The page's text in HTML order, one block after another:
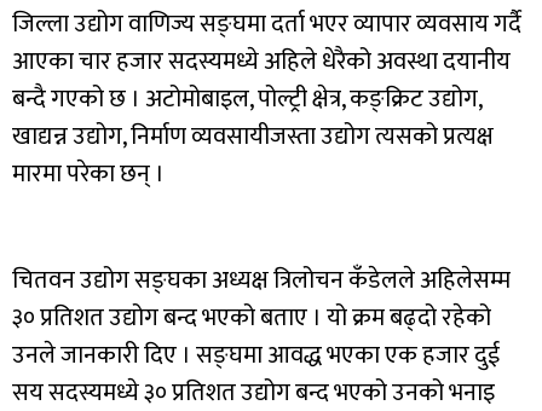
जिल्ला उद्योग वाणिज्य सङ्घमा दर्ता भएर व्यापार व्यवसाय गर्दै
आएका चार हजार सदस्यमध्ये अहिले धेरैको अवस्था दयानीय
बन्दै गएको छ । अटोमोबाइल, पोल्ट्री क्षेत्र, कङ्क्रिट उद्योग,
खाद्यन्न उद्योग, निर्माण व्यवसायीजस्ता उद्योग त्यसको प्रत्यक्ष
मारमा परेका छन् ।
चितवन उद्योग सङ्घका अध्यक्ष त्रिलोचन कँडेलले अहिलेसम्म
३० प्रतिशत उद्योग बन्द भएको बताए । यो क्रम बढ्दो रहेको
उनले जानकारी दिए । सङ्घमा आवद्ध भएका एक हजार दुई
सय सदस्यमध्ये ३० प्रतिशत उद्योग बन्द भएको उनको भनाइ